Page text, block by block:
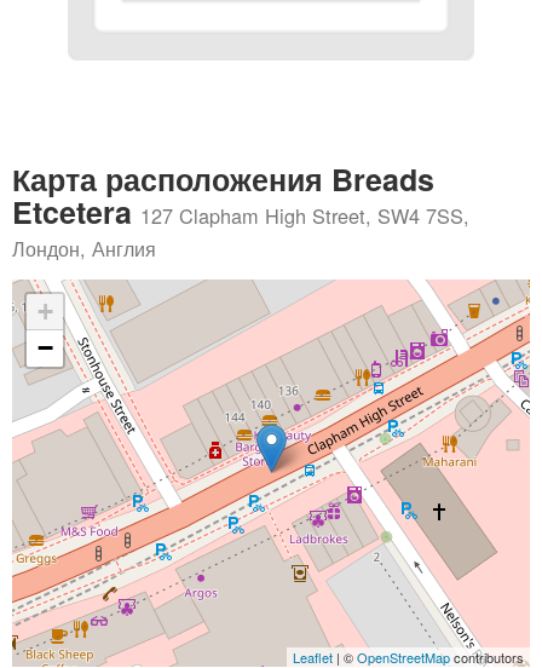
Карта расположения Breads
Etcetera 127 Clapham High Street, SW4 7SS,
Лондон, Англия
+
−
Leaflet | ©OpenStreetMapcontributors